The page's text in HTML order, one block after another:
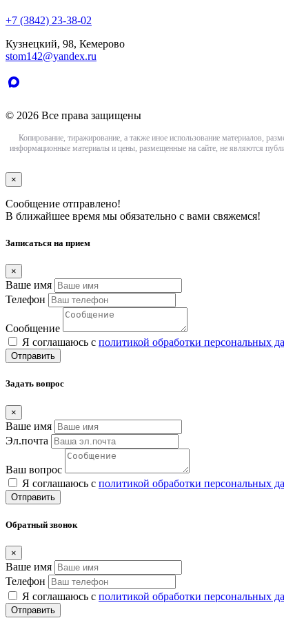
+7 (3842) 23-38-02
Кузнецкий, 98, Кемерово
stom142@yandex.ru
© 2026 Все права защищены
Копирование, тиражирование, а также иное использование материалов,
информационные материалы и цены, размещенные на сайте, не являются
×
Сообщение отправлено!
В ближайшее время мы обязательно с вами свяжемся!
Записаться на прием
×
Ваше имя
Телефон
Сообщение
Я соглашаюсь с политикой обработки персональных
Отправить
Задать вопрос
×
Ваше имя
Эл.почта
Ваш вопрос
Я соглашаюсь с политикой обработки персональных
Отправить
Обратный звонок
×
Ваше имя
Телефон
Я соглашаюсь с политикой обработки персональных
Отправить